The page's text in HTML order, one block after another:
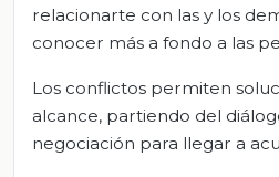
relacionarte con las y los
conocer más a fondo a las
Los conflictos permiten
alcance, partiendo del
negociación para llegar a